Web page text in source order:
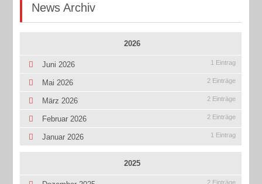
News Archiv
2026
Juni 2026 1 Eintrag
Mai 2026 2 Einträge
März 2026 2 Einträge
Februar 2026 2 Einträge
Januar 2026 1 Eintrag
2025
2 Einträge